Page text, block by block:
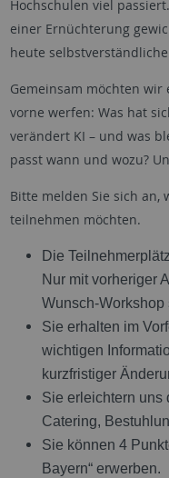
Hochschulen viel
einer Ernüchterung
heute
Gemeinsam möchten wir
vorne werfen: Was hat
verändert KI – und was
passt wann und wozu?
Bitte melden Sie sich an,
teilnehmen möchten.
Die
Nur mit vorheriger
Wunsch-Workshop
Sie erhalten im
wichtigen
kurzfristiger
Sie erleichtern uns
Catering,
Sie können 4
Bayern“ erwerben.